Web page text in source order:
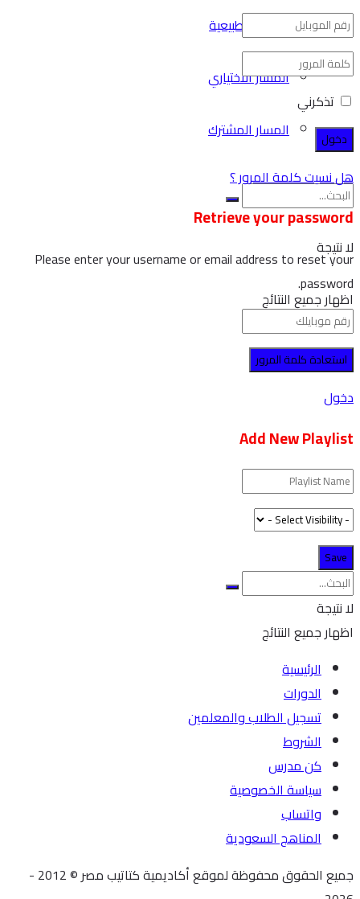
العلوم الطبيعية
المسار الاختياري
المسار المشترك
لا نتيجة
اظهار جميع النتائج
تذكرني
هل نسيت كلمة المرور ؟
Retrieve your password
Please enter your username or email address to reset your
password.
دخول
Add New Playlist
لا نتيجة
اظهار جميع النتائج
الرئيسية
الدورات
تسجيل الطلاب والمعلمين
الشروط
كن مدرس
سياسة الخصوصية
واتساب
المناهج السعودية
جميع الحقوق محفوظة لموقع أكاديمية كتاتيب مصر © 2012 -